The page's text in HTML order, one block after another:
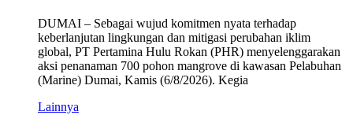
DUMAI – Sebagai wujud komitmen nyata terhadap
keberlanjutan lingkungan dan mitigasi perubahan iklim
global, PT Pertamina Hulu Rokan (PHR) menyelenggarakan
aksi penanaman 700 pohon mangrove di kawasan Pelabuhan
(Marine) Dumai, Kamis (6/8/2026). Kegia
Lainnya